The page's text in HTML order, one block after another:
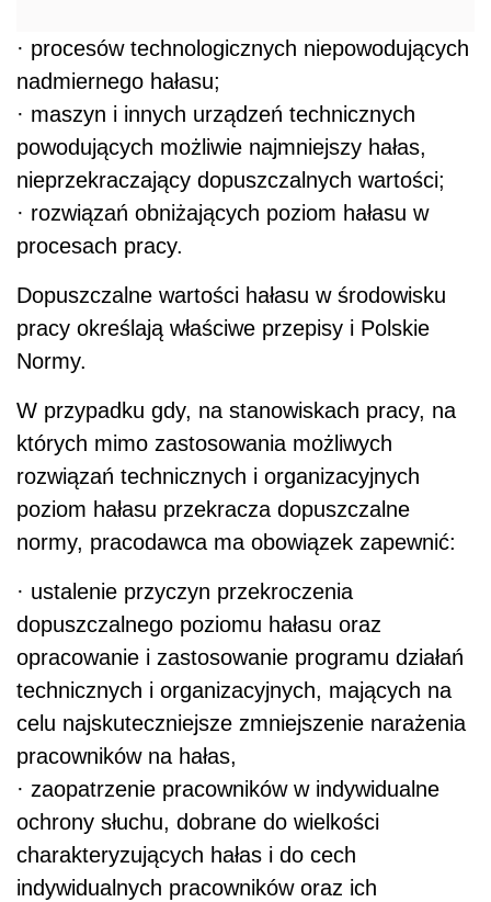
· procesów technologicznych niepowodujących
nadmiernego hałasu;
· maszyn i innych urządzeń technicznych
powodujących możliwie najmniejszy hałas,
nieprzekraczający dopuszczalnych wartości;
· rozwiązań obniżających poziom hałasu w
procesach pracy.
Dopuszczalne wartości hałasu w środowisku
pracy określają właściwe przepisy i Polskie
Normy.
W przypadku gdy, na stanowiskach pracy, na
których mimo zastosowania możliwych
rozwiązań technicznych i organizacyjnych
poziom hałasu przekracza dopuszczalne
normy, pracodawca ma obowiązek zapewnić:
· ustalenie przyczyn przekroczenia
dopuszczalnego poziomu hałasu oraz
opracowanie i zastosowanie programu działań
technicznych i organizacyjnych, mających na
celu najskuteczniejsze zmniejszenie narażenia
pracowników na hałas,
· zaopatrzenie pracowników w indywidualne
ochrony słuchu, dobrane do wielkości
charakteryzujących hałas i do cech
indywidualnych pracowników oraz ich